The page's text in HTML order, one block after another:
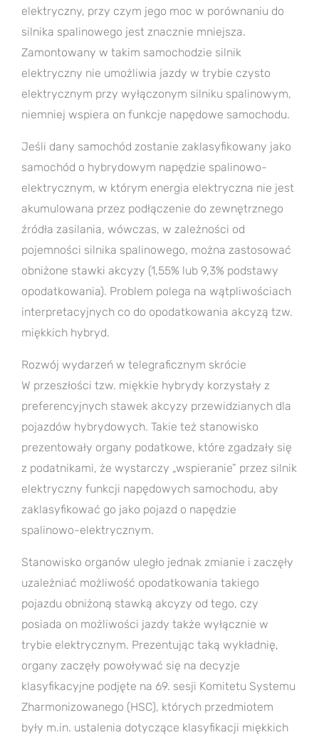
elektryczny, przy czym jego moc w porównaniu do
silnika spalinowego jest znacznie mniejsza.
Zamontowany w takim samochodzie silnik
elektryczny nie umożliwia jazdy w trybie czysto
elektrycznym przy wyłączonym silniku spalinowym,
niemniej wspiera on funkcje napędowe samochodu.
Jeśli dany samochód zostanie zaklasyfikowany jako
samochód o hybrydowym napędzie spalinowo-
elektrycznym, w którym energia elektryczna nie jest
akumulowana przez podłączenie do zewnętrznego
źródła zasilania, wówczas, w zależności od
pojemności silnika spalinowego, można zastosować
obniżone stawki akcyzy (1,55% lub 9,3% podstawy
opodatkowania). Problem polega na wątpliwościach
interpretacyjnych co do opodatkowania akcyzą tzw.
miękkich hybryd.
Rozwój wydarzeń w telegraficznym skrócie
W przeszłości tzw. miękkie hybrydy korzystały z
preferencyjnych stawek akcyzy przewidzianych dla
pojazdów hybrydowych. Takie też stanowisko
prezentowały organy podatkowe, które zgadzały się
z podatnikami, że wystarczy „wspieranie” przez silnik
elektryczny funkcji napędowych samochodu, aby
zaklasyfikować go jako pojazd o napędzie
spalinowo-elektrycznym.
Stanowisko organów uległo jednak zmianie i zaczęły
uzależniać możliwość opodatkowania takiego
pojazdu obniżoną stawką akcyzy od tego, czy
posiada on możliwości jazdy także wyłącznie w
trybie elektrycznym. Prezentując taką wykładnię,
organy zaczęły powoływać się na decyzje
klasyfikacyjne podjęte na 69. sesji Komitetu Systemu
Zharmonizowanego (HSC), których przedmiotem
były m.in. ustalenia dotyczące klasyfikacji miękkich